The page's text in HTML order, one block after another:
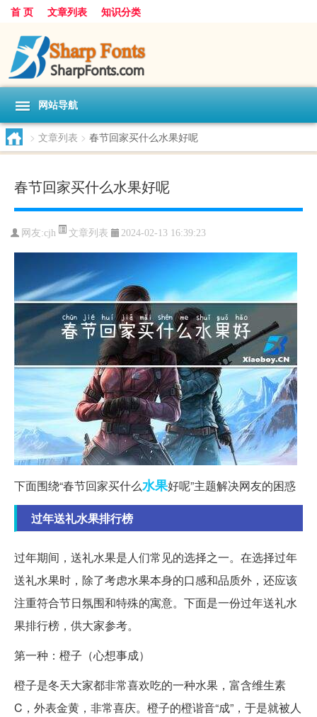
首 页 文章列表 知识分类
网站导航
> 文章列表 > 春节回家买什么水果好呢
春节回家买什么水果好呢
网友:cjh 文章列表 2024-02-13 16:39:23
下面围绕“春节回家买什么水果好呢”主题解决网友的困惑
过年送礼水果排行榜
过年期间，送礼水果是人们常见的选择之一。在选择过年
送礼水果时，除了考虑水果本身的口感和品质外，还应该
注重符合节日氛围和特殊的寓意。下面是一份过年送礼水
果排行榜，供大家参考。
第一种：橙子（心想事成）
橙子是冬天大家都非常喜欢吃的一种水果，富含维生素
C，外表金黄，非常喜庆。橙子的橙谐音“成”，于是就被人